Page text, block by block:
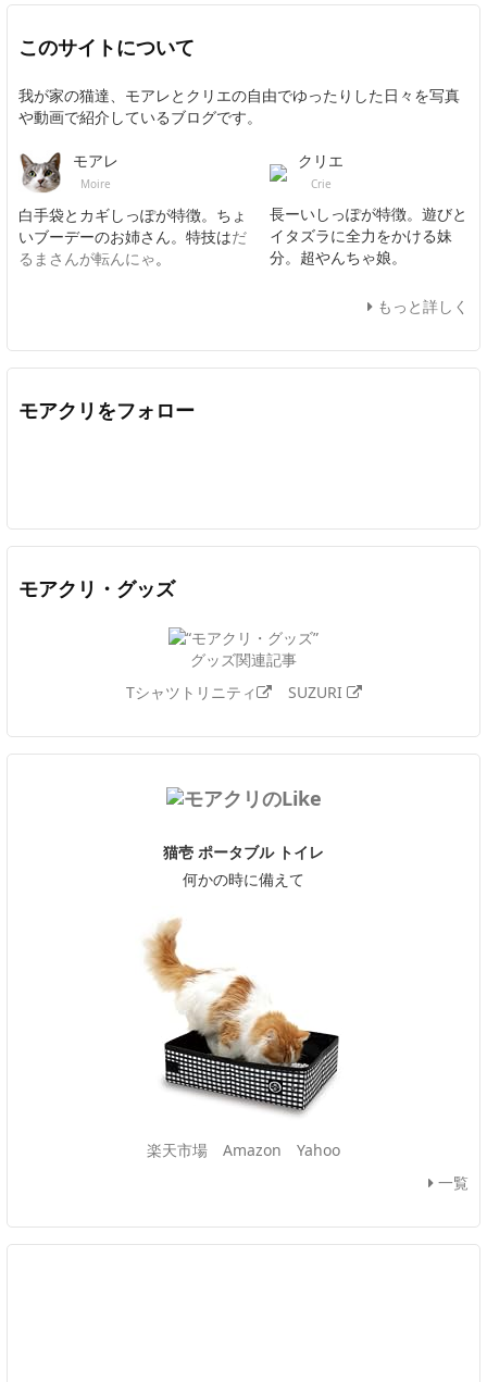
このサイトについて
我が家の猫達、モアレとクリエの自由でゆったりした日々を写真
や動画で紹介しているブログです。
モアレ
Moire
白手袋とカギしっぽが特徴。ちょ
いブーデーのお姉さん。特技はだ
るまさんが転んにゃ。
クリエ
Crie
長ーいしっぽが特徴。遊びと
イタズラに全力をかける妹
分。超やんちゃ娘。
もっと詳しく
モアクリをフォロー
モアクリ・グッズ
グッズ関連記事
Tシャツトリニティ
SUZURI
猫壱 ポータブル トイレ
何かの時に備えて
楽天市場 Amazon
Yahoo
一覧